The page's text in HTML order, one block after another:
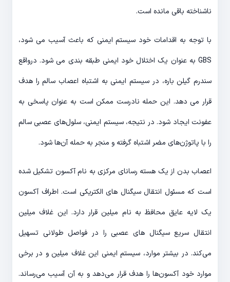
ناشناخته باقی مانده است.
با توجه به اقدامات خود سیستم ایمنی که باعث آسیب می شود،
GBS به عنوان یک اختلال خود ایمنی طبقه بندی می شود. درواقع
سندرم گیلن باره، در سیستم ایمنی به اشتباه اعصاب سالم را هدف
قرار می دهد. این حمله نادرست ممکن است به عنوان پاسخی به
عفونت ایجاد شود. در نتیجه، سیستم ایمنی، سلول‌های عصبی سالم
را با پاتوژن‌های مضر اشتباه گرفته و منجر به حمله آن‌ها شود.
اعصاب بدن از یک هسته رسانای مرکزی به نام آکسون تشکیل شده
است که مسئول انتقال سیگنال های الکتریکی است. اطراف آکسون
یک لایه عایق محافظ به نام میلین قرار دارد. این غلاف میلین
انتقال سریع سیگنال های عصبی را در فواصل طولانی تسهیل
می‌کند. در بیشتر موارد، سیستم ایمنی این غلاف میلین و در برخی
موارد خود آکسون‌ها را هدف قرار می‌دهد و به آن آسیب می‌رساند.